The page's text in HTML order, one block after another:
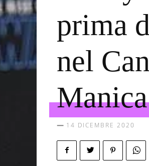
prima
nel
Manica
14 DICEMBRE 2020